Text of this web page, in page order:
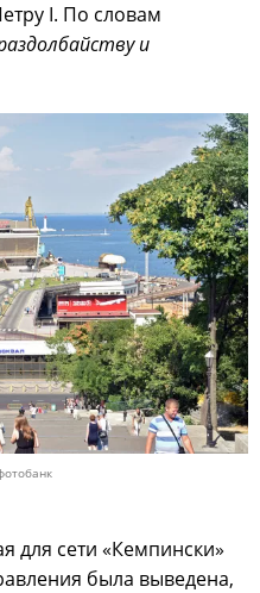
I. По словам
и
для сети «Кемпински»
была выведена,